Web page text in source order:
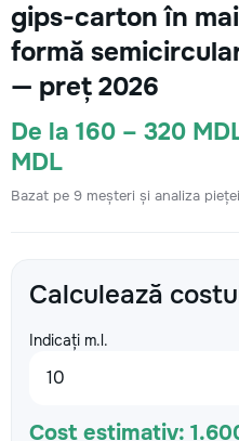
gips-carton în
formă
— preț 2026
De la 160 – 320
MDL
Bazat pe 9 meșteri și analiza pieței
Calculează
Indicați m.l.
Cost estimativ: